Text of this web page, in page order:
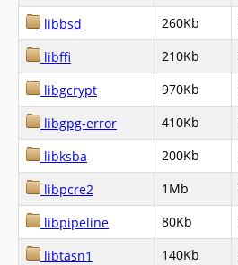
libbsd
260Kb
libffi
210Kb
libgcrypt
970Kb
libgpg-error
410Kb
libksba
200Kb
libpcre2
1Mb
libpipeline
80Kb
libtasn1
140Kb